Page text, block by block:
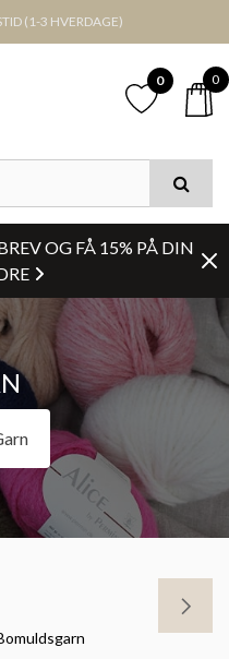
(1-3 HVERDAGE)
0 0
OG FÅ 15% PÅ DIN